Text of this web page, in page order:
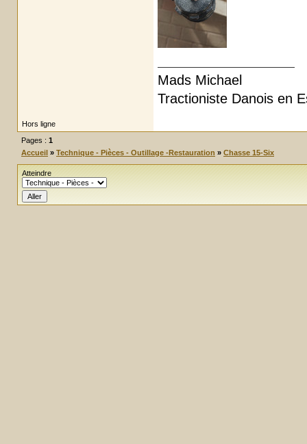
Mads Michael
Tractioniste Danois en
Hors ligne
Pages : 1
Accueil » Technique - Pièces - Outillage -Restauration » Chasse 15-Six
Atteindre